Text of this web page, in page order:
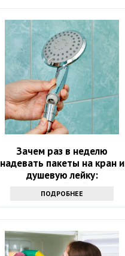
Зачем раз в неделю
надевать пакеты на кран и
душевую лейку:
интересный лайфхак
ПОДРОБНЕЕ